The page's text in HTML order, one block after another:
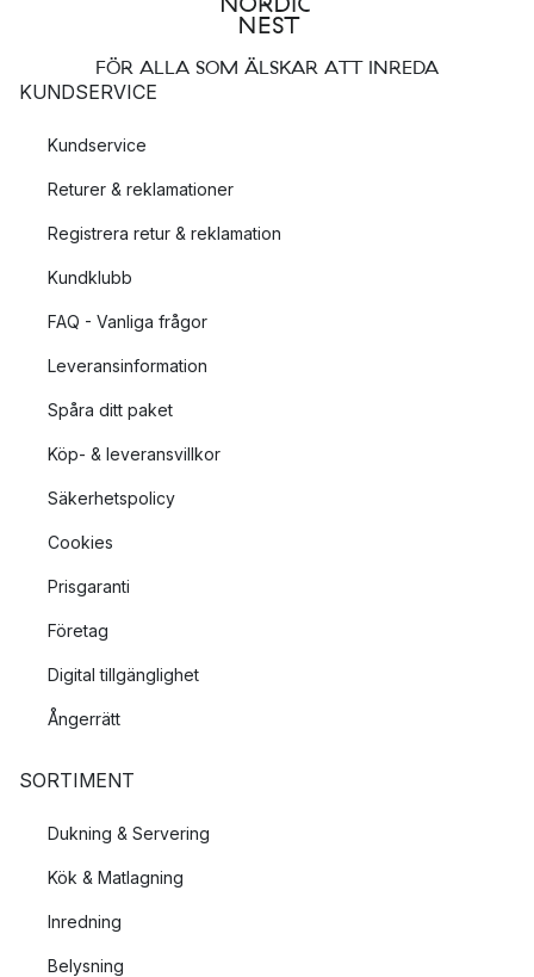
FÖR ALLA SOM ÄLSKAR ATT INREDA
KUNDSERVICE
Kundservice
Returer & reklamationer
Registrera retur & reklamation
Kundklubb
FAQ - Vanliga frågor
Leveransinformation
Spåra ditt paket
Köp- & leveransvillkor
Säkerhetspolicy
Cookies
Prisgaranti
Företag
Digital tillgänglighet
Ångerrätt
SORTIMENT
Dukning & Servering
Kök & Matlagning
Inredning
Belysning